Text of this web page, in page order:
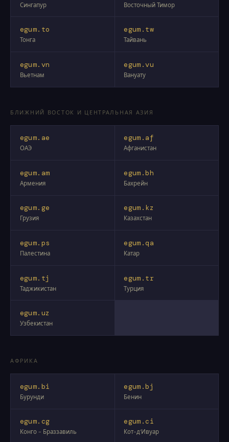
Сингапур Восточный Тимор
egum.to
Тонга
egum.tw
Тайвань
egum.vn
Вьетнам
egum.vu
Вануату
БЛИЖНИЙ ВОСТОК И ЦЕНТРАЛЬНАЯ АЗИЯ
egum.ae
ОАЭ
egum.af
Афганистан
egum.am
Армения
egum.bh
Бахрейн
egum.ge
Грузия
egum.kz
Казахстан
egum.ps
Палестина
egum.qa
Катар
egum.tj
Таджикистан
egum.tr
Турция
egum.uz
Узбекистан
АФРИКА
egum.bi
Бурунди
egum.bj
Бенин
egum.cg
Конго - Браззавиль
egum.ci
Кот-д’Ивуар